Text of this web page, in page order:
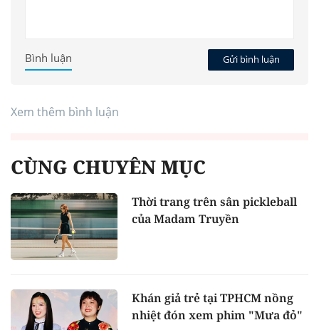
Gửi bình luận
Bình luận
Xem thêm bình luận
CÙNG CHUYÊN MỤC
Thời trang trên sân pickleball
của Madam Truyền
Khán giả trẻ tại TPHCM nồng
nhiệt đón xem phim "Mưa đỏ"